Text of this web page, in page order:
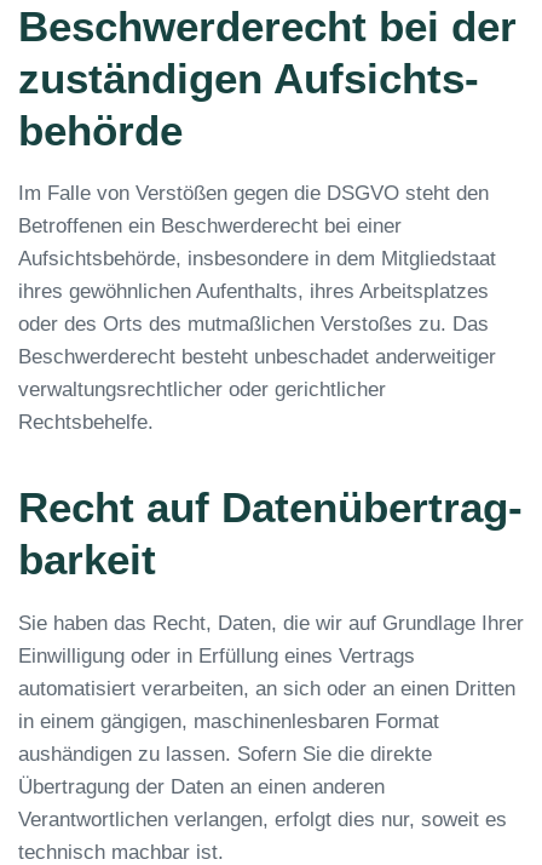
Beschwerde­recht bei der
zuständigen Aufsichts­
behörde
Im Falle von Verstößen gegen die DSGVO steht den
Betroffenen ein Beschwerderecht bei einer
Aufsichtsbehörde, insbesondere in dem Mitgliedstaat
ihres gewöhnlichen Aufenthalts, ihres Arbeitsplatzes
oder des Orts des mutmaßlichen Verstoßes zu. Das
Beschwerderecht besteht unbeschadet anderweitiger
verwaltungsrechtlicher oder gerichtlicher
Rechtsbehelfe.
Recht auf Daten­übertrag­
barkeit
Sie haben das Recht, Daten, die wir auf Grundlage Ihrer
Einwilligung oder in Erfüllung eines Vertrags
automatisiert verarbeiten, an sich oder an einen Dritten
in einem gängigen, maschinenlesbaren Format
aushändigen zu lassen. Sofern Sie die direkte
Übertragung der Daten an einen anderen
Verantwortlichen verlangen, erfolgt dies nur, soweit es
technisch machbar ist.